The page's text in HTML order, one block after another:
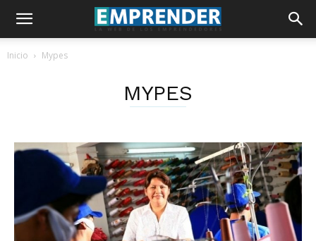
Inicio Mypes
MYPES